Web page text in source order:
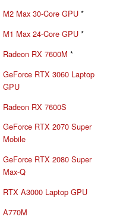
M2 Max 30-Core GPU *
M1 Max 24-Core GPU *
Radeon RX 7600M *
GeForce RTX 3060 Laptop
GPU
Radeon RX 7600S
GeForce RTX 2070 Super
Mobile
GeForce RTX 2080 Super
Max-Q
RTX A3000 Laptop GPU
A770M